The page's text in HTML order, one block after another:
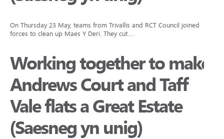
On Thursday 23 May, teams from Trivallis and RCT Council joined
forces to clean up Maes Y Deri. They cut…
Working together to make
Andrews Court and Taff
Vale flats a Great Estate
(Saesneg yn unig)